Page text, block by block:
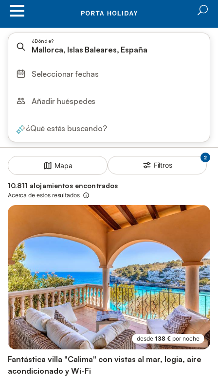
¿Dónde?
Mallorca, Islas Baleares, España
Seleccionar fechas
Añadir huéspedes
¿Qué estás buscando?
Mapa
2
Filtros
10.811 alojamientos encontrados
Acerca de estos resultados
desde 138 € por noche
Fantástica villa "Calima" con vistas al mar, logia, aire
acondicionado y Wi-Fi